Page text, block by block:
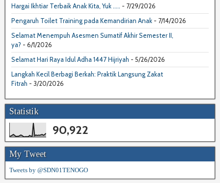
Hargai Ikhtiar Terbaik Anak Kita, Yuk ..... - 7/29/2026
Pengaruh Toilet Training pada Kemandirian Anak - 7/14/2026
Selamat Menempuh Asesmen Sumatif Akhir Semester II,
ya? - 6/1/2026
Selamat Hari Raya Idul Adha 1447 Hijriyah - 5/26/2026
Langkah Kecil Berbagi Berkah: Praktik Langsung Zakat
Fitrah - 3/20/2026
Statistik
90,922
My Tweet
Tweets by @SDN01TENOGO